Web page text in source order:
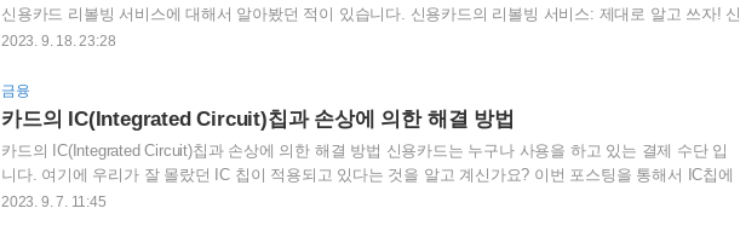
신용카드 리볼빙 서비스에 대해서 알아봤던 적이 있습니다. 신용카드의 리볼빙 서비스: 제대로 알고 쓰자! 신
용카드 서비스 중 하나는 리볼빙 서비스가 있습니다. 가끔 카드 사용양이 늘어나면 카드사에서 문자로 홍보
을 통해서는 리볼빙 서비스의 실질적인 수수료에 대해서 알아보도록 하겠습니다. 카드사 홈페이지에서 두리
뭉실하게 알려주는 수수료가 아닌 현실적인 수수료에 대해서 알아보도록 하겠습니다. 목차 1. 리볼빙(일부
결제 금액 이월 약정)이란? 2. 리볼빙 서비스 이용 기준 3. 리볼빙 서비스 ..
2023. 9. 18. 23:28
금융
카드의 IC(Integrated Circuit)칩과 손상에 의한 해결 방법
카드의 IC(Integrated Circuit)칩과 손상에 의한 해결 방법 신용카드는 누구나 사용을 하고 있는 결제 수단 입
니다. 여기에 우리가 잘 몰랐던 IC 칩이 적용되고 있다는 것을 알고 계신가요? 이번 포스팅을 통해서 IC칩에
대해서 알아 보도록 하겠습니다. 또한, IC칩이 손상 되었을 경우 어떻게 해결해야 하는지도 함께 알아보시기
2023. 9. 7. 11:45